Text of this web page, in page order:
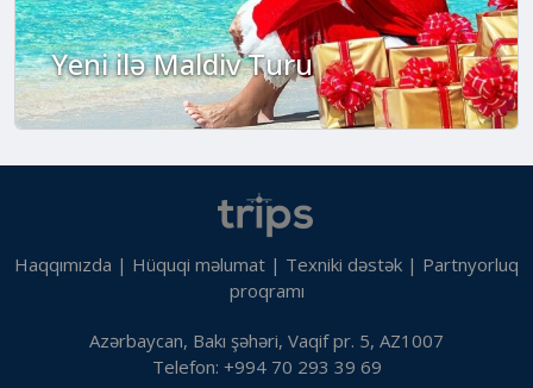
Yeni ilə Maldiv Turu
Haqqımızda | Hüquqi məlumat | Texniki dəstək | Partnyorluq
proqramı
Azərbaycan, Bakı şəhəri, Vaqif pr. 5, AZ1007
Telefon: +994 70 293 39 69